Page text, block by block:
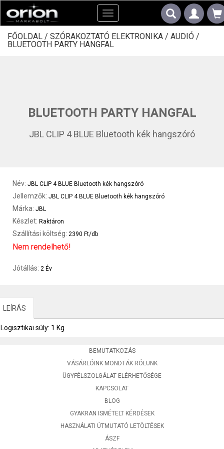
Toggle
navigation
FŐOLDAL / SZÓRAKOZTATÓ ELEKTRONIKA / AUDIÓ /
BLUETOOTH PARTY HANGFAL
BLUETOOTH PARTY HANGFAL
JBL CLIP 4 BLUE Bluetooth kék hangszóró
Név: JBL CLIP 4 BLUE Bluetooth kék hangszóró
Jellemzők: JBL CLIP 4 BLUE Bluetooth kék hangszóró
Márka: JBL
Készlet: Raktáron
Szállítási költség: 2390 Ft/db
Nem rendelhető!
Jótállás: 2 Év
LEÍRÁS
Logisztikai súly: 1 Kg
BEMUTATKOZÁS
VÁSÁRLÓINK MONDTÁK RÓLUNK
ÜGYFÉLSZOLGÁLAT ELÉRHETŐSÉGE
KAPCSOLAT
BLOG
GYAKRAN ISMÉTELT KÉRDÉSEK
HASZNÁLATI ÚTMUTATÓ LETÖLTÉSEK
ÁSZF